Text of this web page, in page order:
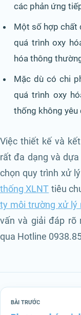
các phản ứng
Một số hợp chất
quá trình oxy
hóa thông
Mặc dù có chi
quá trình oxy
thống không yêu
Việc thiết kế và
rất đa dạng và
chọn quy trình xử
thống XLNT tiêu
ty môi trường xử lý
vấn và giải đáp rõ
qua Hotline
BÀI TRƯỚC